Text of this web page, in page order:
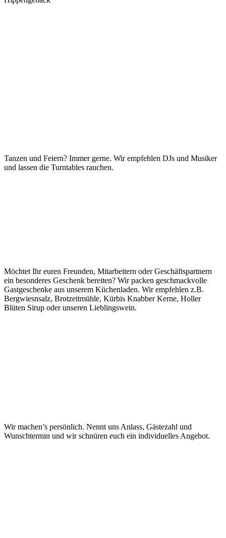
Tanzen und Feiern? Immer gerne. Wir empfehlen DJs und Musiker
und lassen die Turntables rauchen.
Möchtet Ihr euren Freunden, Mitarbeitern oder Geschäftspartnern
ein besonderes Geschenk bereiten? Wir packen geschmackvolle
Gastgeschenke aus unserem Küchenladen. Wir empfehlen z.B.
Bergwiesnsalz, Brotzeitmühle, Kürbis Knabber Kerne, Holler
Blüten Sirup oder unseren Lieblingswein.
Wir machen’s persönlich. Nennt uns Anlass, Gästezahl und
Wunschtermin und wir schnüren euch ein individuelles Angebot.